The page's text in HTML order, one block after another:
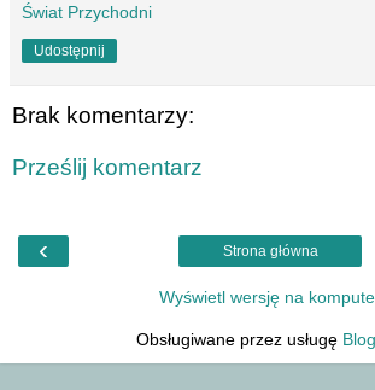
Świat Przychodni
Udostępnij
Brak komentarzy:
Prześlij komentarz
‹ Strona główna
Wyświetl wersję na
Obsługiwane przez usługę